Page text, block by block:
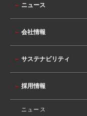
ニュース
会社情報
サステナビリティ
採用情報
ニュース